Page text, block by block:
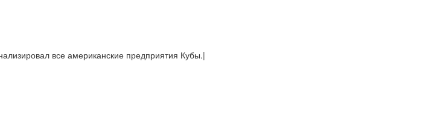
все американские предприятия Кубы.|